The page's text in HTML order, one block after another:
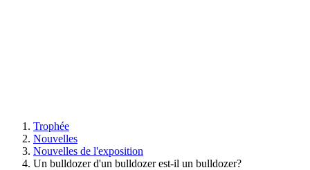
Trophée
Nouvelles
Nouvelles de l'exposition
Un bulldozer d'un bulldozer est-il un bulldozer?